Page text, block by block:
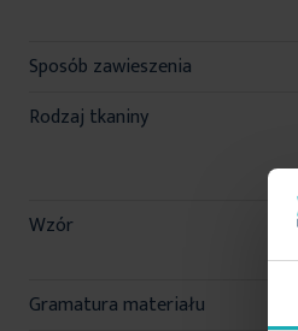
Sposób zawieszenia
Rodzaj tkaniny
Wzór
Gramatura materiału